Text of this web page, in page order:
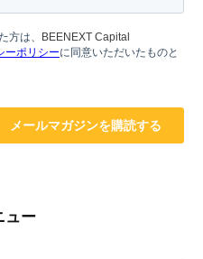
ュー